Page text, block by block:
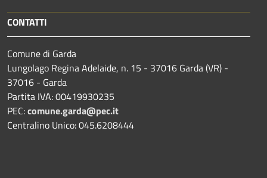
CONTATTI
Comune di Garda
Lungolago Regina Adelaide, n. 15 - 37016 Garda (VR) -
37016 - Garda
Partita IVA: 00419930235
PEC:comune.garda@pec.it
Centralino Unico: 045.6208444